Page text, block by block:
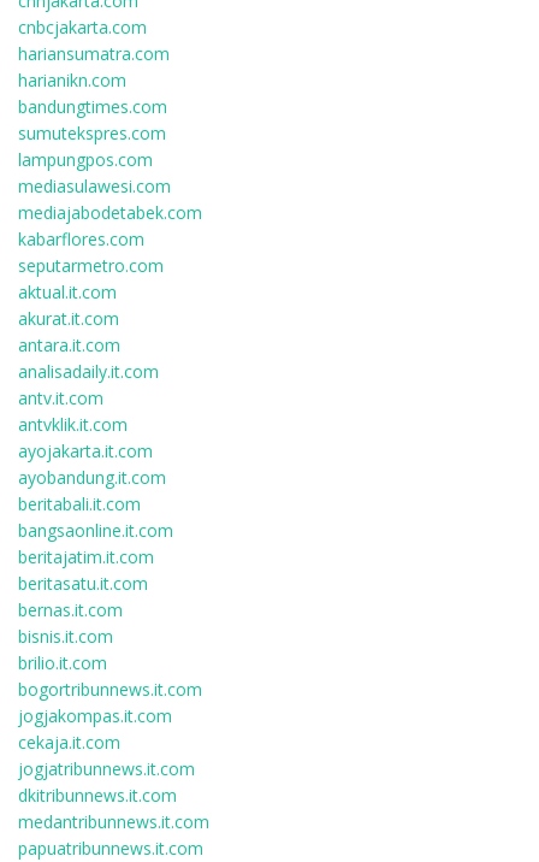
cnbcjakarta.com
hariansumatra.com
harianikn.com
bandungtimes.com
sumutekspres.com
lampungpos.com
mediasulawesi.com
mediajabodetabek.com
kabarflores.com
seputarmetro.com
aktual.it.com
akurat.it.com
antara.it.com
analisadaily.it.com
antv.it.com
antvklik.it.com
ayojakarta.it.com
ayobandung.it.com
beritabali.it.com
bangsaonline.it.com
beritajatim.it.com
beritasatu.it.com
bernas.it.com
bisnis.it.com
brilio.it.com
bogortribunnews.it.com
jogjakompas.it.com
cekaja.it.com
jogjatribunnews.it.com
dkitribunnews.it.com
medantribunnews.it.com
papuatribunnews.it.com